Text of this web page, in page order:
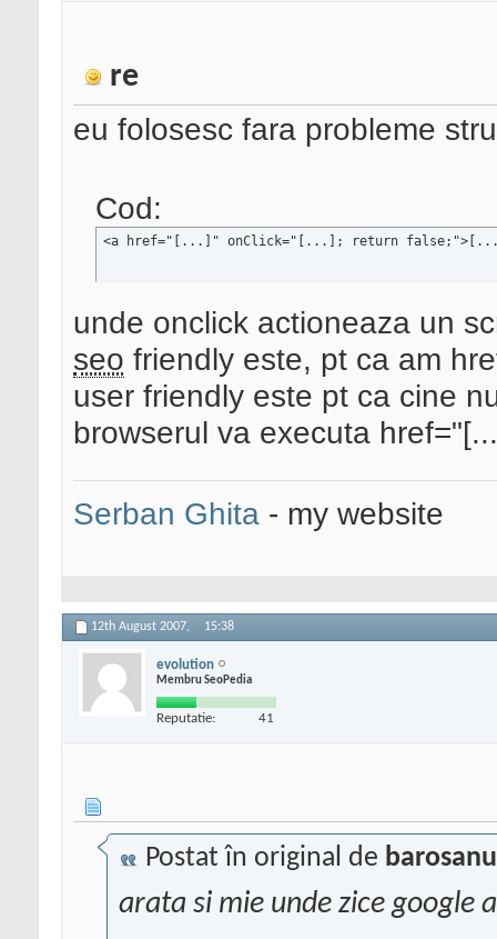
re
eu folosesc fara probleme
Cod:
<a href="[...]" onClick="[...]; return
unde onclick actioneaza un
seo friendly este, pt ca am
user friendly este pt ca cine
browserul va executa
Serban Ghita - my website
12th August 2007, 15:38
evolution
Membru SeoPedia
Reputatie: 41
Postat în original de barosanu
arata si mie unde zice google